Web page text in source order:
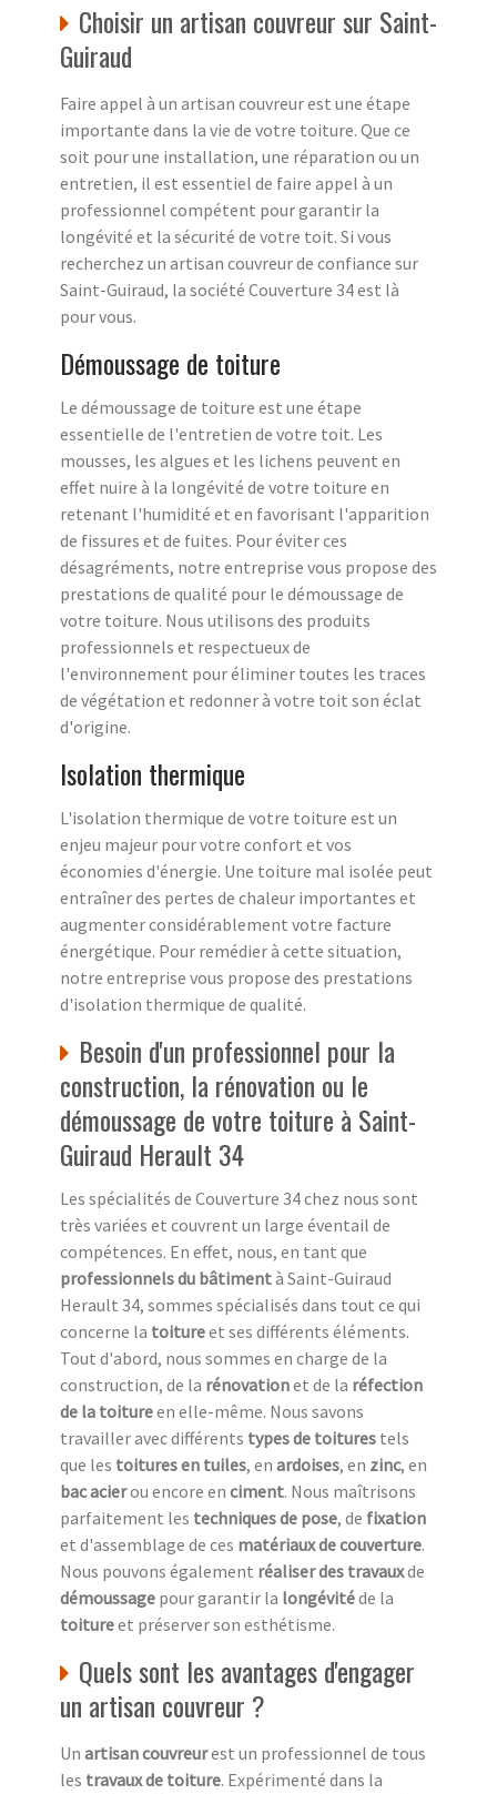
Choisir un artisan couvreur sur Saint-
Guiraud
Faire appel à un artisan couvreur est une étape
importante dans la vie de votre toiture. Que ce
soit pour une installation, une réparation ou un
entretien, il est essentiel de faire appel à un
professionnel compétent pour garantir la
longévité et la sécurité de votre toit. Si vous
recherchez un artisan couvreur de confiance sur
Saint-Guiraud, la société Couverture 34 est là
pour vous.
Démoussage de toiture
Le démoussage de toiture est une étape
essentielle de l'entretien de votre toit. Les
mousses, les algues et les lichens peuvent en
effet nuire à la longévité de votre toiture en
retenant l'humidité et en favorisant l'apparition
de fissures et de fuites. Pour éviter ces
désagréments, notre entreprise vous propose des
prestations de qualité pour le démoussage de
votre toiture. Nous utilisons des produits
professionnels et respectueux de
l'environnement pour éliminer toutes les traces
de végétation et redonner à votre toit son éclat
d'origine.
Isolation thermique
L'isolation thermique de votre toiture est un
enjeu majeur pour votre confort et vos
économies d'énergie. Une toiture mal isolée peut
entraîner des pertes de chaleur importantes et
augmenter considérablement votre facture
énergétique. Pour remédier à cette situation,
notre entreprise vous propose des prestations
d'isolation thermique de qualité.
Besoin d'un professionnel pour la
construction, la rénovation ou le
démoussage de votre toiture à Saint-
Guiraud Herault 34
Les spécialités de Couverture 34 chez nous sont
très variées et couvrent un large éventail de
compétences. En effet, nous, en tant que
professionnels du bâtimentà Saint-Guiraud
Herault 34, sommes spécialisés dans tout ce qui
concerne la toitureet ses différents éléments.
Tout d'abord, nous sommes en charge de la
construction, de la rénovationet de la réfection
de la toitureen elle-même. Nous savons
travailler avec différents types de toitures tels
que les toitures en tuiles, en ardoises, en zinc, en
bac acierou encore en ciment. Nous maîtrisons
parfaitement les techniques de pose, de fixation
et d'assemblage de ces matériaux de couverture.
Nous pouvons également réaliser des travauxde
démoussage pour garantir la longévitéde la
toitureet préserver son esthétisme.
Quels sont les avantages d'engager
un artisan couvreur ?
Un artisan couvreurest un professionnel de tous
les travaux de toiture. Expérimenté dans la